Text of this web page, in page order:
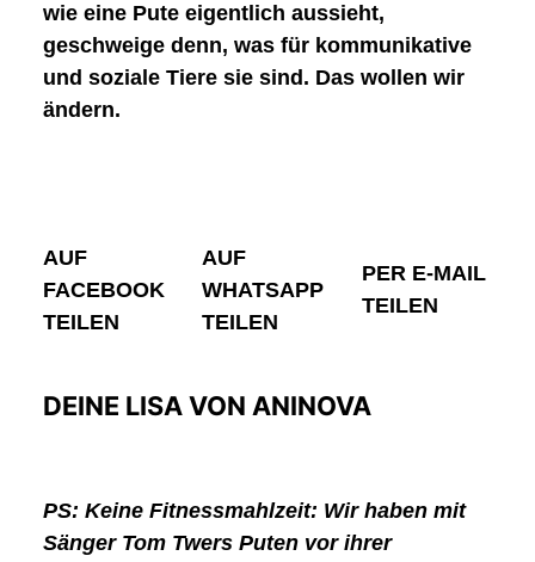
wie eine Pute eigentlich aussieht,
geschweige denn, was für kommunikative
und soziale Tiere sie sind. Das wollen wir
ändern.
AUF
FACEBOOK
TEILEN
AUF
WHATSAPP
TEILEN
PER E-MAIL
TEILEN
DEINE LISA VON ANINOVA
PS: Keine Fitnessmahlzeit: Wir haben mit
Sänger Tom Twers Puten vor ihrer